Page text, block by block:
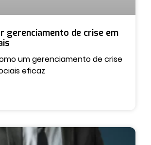
gerenciamento de crise em
um gerenciamento de crise
eficaz